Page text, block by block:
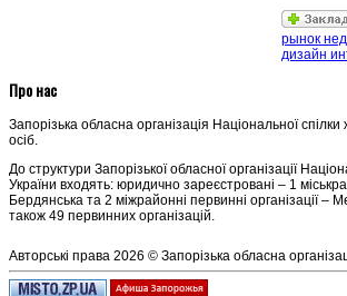
рынок
дизайн
Про нас
Запорізька обласна організація Національної спілки
осіб.
До структури Запорізької обласної організації
України входять: юридично зареєстровані – 1
Бердянська та 2 міжрайонні первинні організації –
також 49 первинних організацій.
Авторські права 2026 © Запорізька обласна